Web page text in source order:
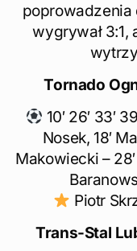
poprowadzenia
wygrywał 3:1,
Tornado
10′ 26′ 33′
Nosek, 18′
Makowiecki –
Piotr
Trans-Stal